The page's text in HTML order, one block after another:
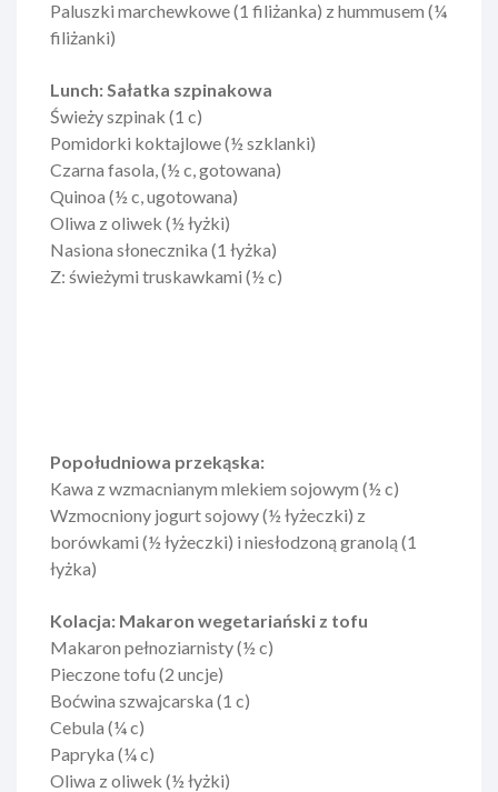
Paluszki marchewkowe (1 filiżanka) z hummusem (¼
filiżanki)
Lunch: Sałatka szpinakowa
Świeży szpinak (1 c)
Pomidorki koktajlowe (½ szklanki)
Czarna fasola, (½ c, gotowana)
Quinoa (½ c, ugotowana)
Oliwa z oliwek (½ łyżki)
Nasiona słonecznika (1 łyżka)
Z: świeżymi truskawkami (½ c)
Popołudniowa przekąska:
Kawa z wzmacnianym mlekiem sojowym (½ c)
Wzmocniony jogurt sojowy (½ łyżeczki) z
borówkami (½ łyżeczki) i niesłodzoną granolą (1
łyżka)
Kolacja: Makaron wegetariański z tofu
Makaron pełnoziarnisty (½ c)
Pieczone tofu (2 uncje)
Boćwina szwajcarska (1 c)
Cebula (¼ c)
Papryka (¼ c)
Oliwa z oliwek (½ łyżki)